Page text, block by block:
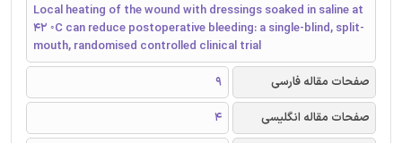
Local heating of the wound with dressings soaked in saline at
42 ◦C can reduce postoperative bleeding: a single-blind, split-
mouth, randomised controlled clinical trial
صفحات مقاله فارسی
9
صفحات مقاله انگلیسی
4